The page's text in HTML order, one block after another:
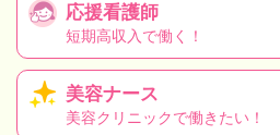
応援看護師
短期高収入で働く！
美容ナース
美容クリニックで働きたい！